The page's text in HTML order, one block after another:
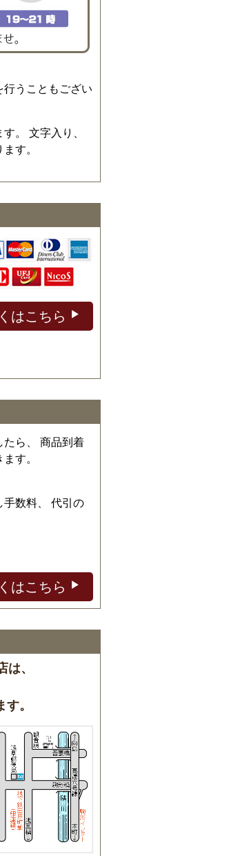
うこともござい
。 文字入り、
す。
はこちら
たら、 商品到着
す。
手数料、 代引の
はこちら
、
。